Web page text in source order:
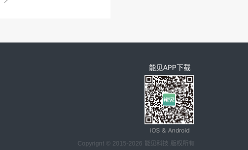
能见APP下载
iOS & Android
Copyrignt © 2015-2026 能见科技 版权所有